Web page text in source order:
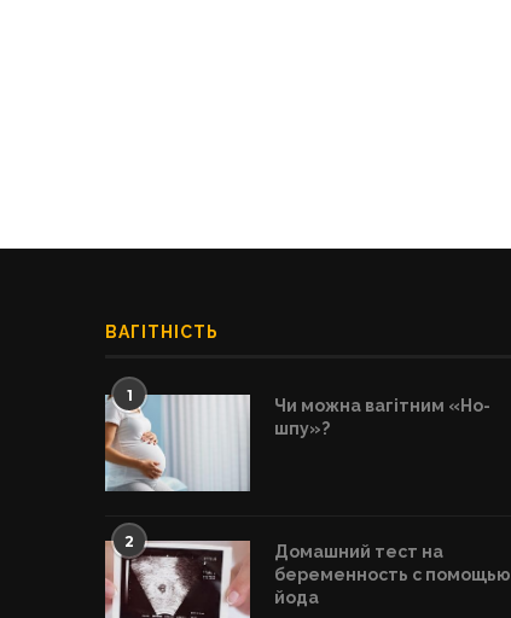
ВАГІТНІСТЬ
1
Чи можна вагітним «Но-
шпу»?
2
Домашний тест на
беременность с помощью
йода